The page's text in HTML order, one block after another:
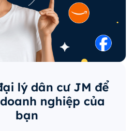
lý dân cư JM để
nghiệp của
bạn